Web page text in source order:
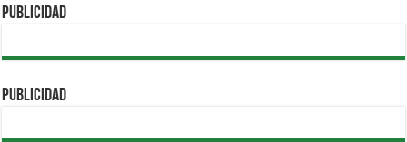
PUBLICIDAD
PUBLICIDAD